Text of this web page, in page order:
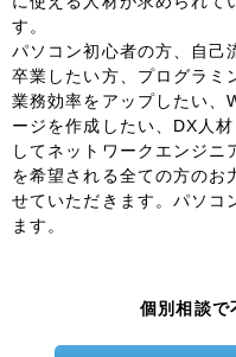
す。
パソコン初心者の方、自己
卒業したい方、プログラミ
業務効率をアップしたい、
ージを作成したい、DX人
してネットワークエンジ
を希望される全ての方のお
せていただきます。パソコ
ます。
個別相談で